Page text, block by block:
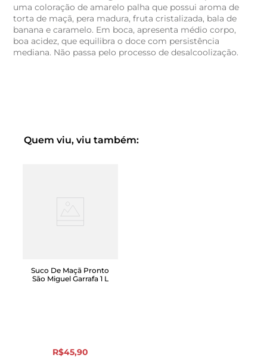
uma coloração de amarelo palha que possui aroma de
torta de maçã, pera madura, fruta cristalizada, bala de
banana e caramelo. Em boca, apresenta médio corpo,
boa acidez, que equilibra o doce com persistência
mediana. Não passa pelo processo de desalcoolização.
Quem viu, viu também:
Suco De Maçã Pronto
São Miguel Garrafa 1 L
R$45,90